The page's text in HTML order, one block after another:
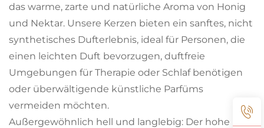
das warme, zarte und natürliche Aroma von Honig
und Nektar. Unsere Kerzen bieten ein sanftes, nicht
synthetisches Dufterlebnis, ideal für Personen, die
einen leichten Duft bevorzugen, duftfreie
Umgebungen für Therapie oder Schlaf benötigen
oder überwältigende künstliche Parfüms
vermeiden möchten.
Außergewöhnlich hell und langlebig: Der hohe